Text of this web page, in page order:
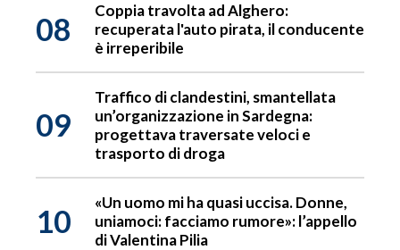
08
Coppia travolta ad Alghero:
recuperata l'auto pirata, il conducente
è irreperibile
09
Traffico di clandestini, smantellata
un’organizzazione in Sardegna:
progettava traversate veloci e
trasporto di droga
10
«Un uomo mi ha quasi uccisa. Donne,
uniamoci: facciamo rumore»: l’appello
di Valentina Pilia